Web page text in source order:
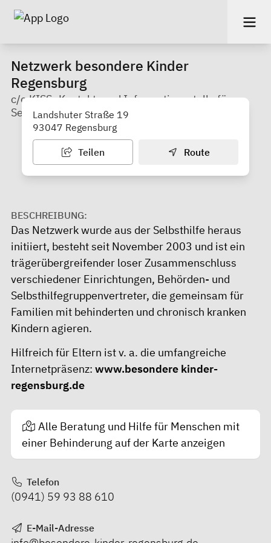
Netzwerk besondere Kinder
Regensburg
c/o KISS- Kontakt- und Informationsstelle für
Selbsthilfe
Landshuter Straße 19
93047 Regensburg
Teilen Route
BESCHREIBUNG:
Das Netzwerk wurde aus der Selbsthilfe heraus
initiiert, besteht seit November 2003 und ist ein
trägerübergreifender loser Zusammenschluss
verschiedener Einrichtungen, Behörden- und
Selbsthilfegruppenvertreter, die gemeinsam für
Familien mit behinderten und chronisch kranken
Kindern agieren.
Hilfreich für Eltern ist v. a. die umfangreiche
Internetpräsenz: www.besondere kinder-
regensburg.de
Alle Beratung und Hilfe für Menschen mit
einer Behinderung auf der Karte anzeigen
Telefon
(0941) 59 93 88 610
E-Mail-Adresse